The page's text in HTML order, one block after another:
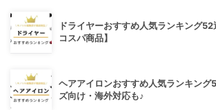
ドライヤーおすすめ人気ランキング52
コスパ商品】
ヘアアイロンおすすめ人気ランキング
ズ向け・海外対応も♪